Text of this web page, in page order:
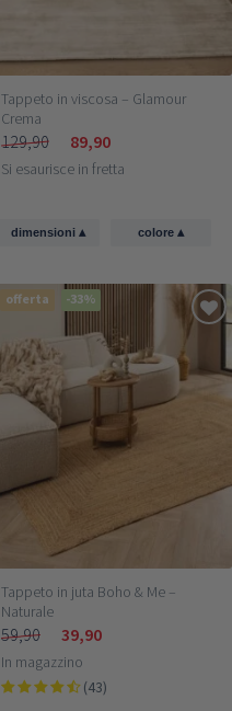
Tappeto in viscosa – Glamour
Crema
129,90 89,90
Si esaurisce in fretta
dimensioni▴ colore ▴
offerta -33%
Tappeto in juta Boho & Me –
Naturale
59,90 39,90
In magazzino
(43)